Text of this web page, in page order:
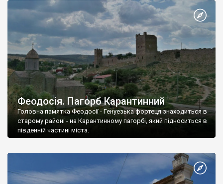
Феодосія. Пагорб Карантинний
Головна памятка Феодосії - Генуезька фортеця знаходиться в
старому районі - на Карантинному пагорбі, який підноситься в
південній частині міста.